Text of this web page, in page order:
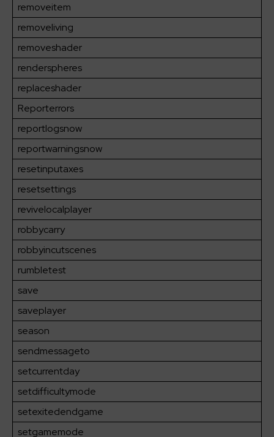
removeitem
removeliving
removeshader
renderspheres
replaceshader
Reporterrors
reportlogsnow
reportwarningsnow
resetinputaxes
resetsettings
revivelocalplayer
robbycarry
robbyincutscenes
rumbletest
save
saveplayer
season
sendmessageto
setcurrentday
setdifficultymode
setexitedendgame
setgamemode